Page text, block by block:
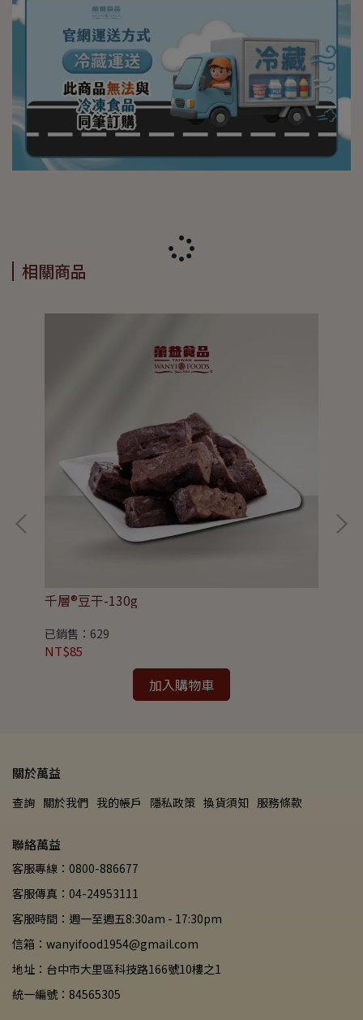
相關商品
千層®豆干-130g
已銷售：629
NT$85
加入購物車
關於萬益
查詢 關於我們 我的帳戶 隱私政策 換貨須知 服務條款
聯絡萬益
客服專線：0800-886677
客服傳真：04-24953111
客服時間：週一至週五8:30am - 17:30pm
信箱：wanyifood1954@gmail.com
地址：台中市大里區科技路166號10樓之1
統一編號：84565305